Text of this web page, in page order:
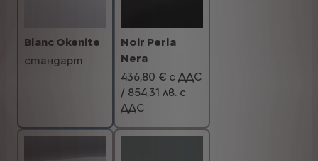
Blanc Okenite
стандарт
Noir Perla
Nera
436,80 € с ДДС
/ 854,31 лв. с
ДДС